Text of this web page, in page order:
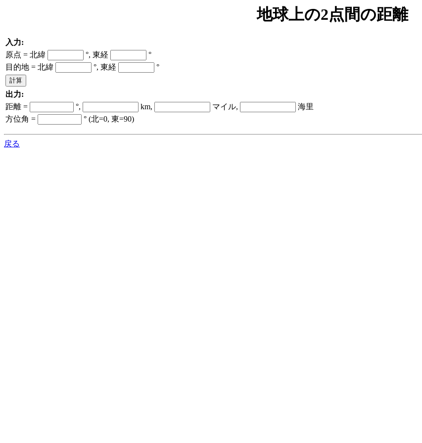
地球上の2点間の距離
入力:
原点 = 北緯
°, 東経
°
目的地 = 北緯
°, 東経 °
出力:
距離 =
°, km, マイル,
海里
方位角 =
° (北=0, 東=90)
戻る